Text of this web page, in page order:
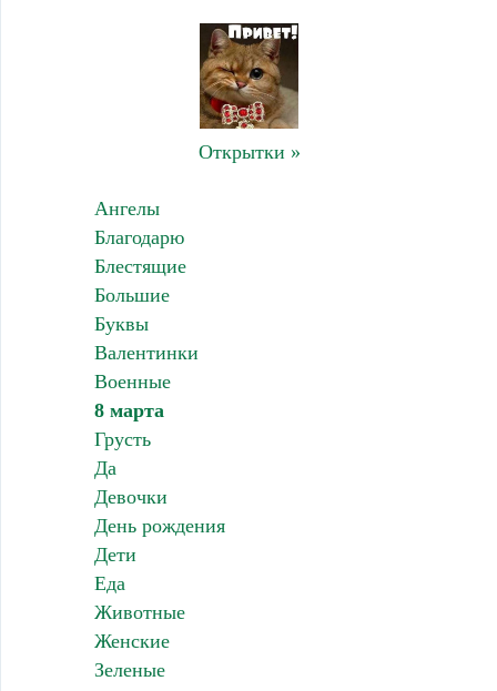
Открытки »
Ангелы
Благодарю
Блестящие
Большие
Буквы
Валентинки
Военные
8 марта
Грусть
Да
Девочки
День рождения
Дети
Еда
Животные
Женские
Зеленые